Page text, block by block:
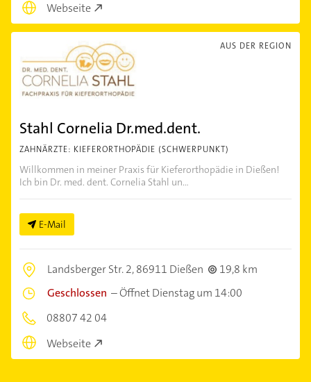
Webseite
AUS DER REGION
Stahl Cornelia Dr.med.dent.
ZAHNÄRZTE: KIEFERORTHOPÄDIE (SCHWERPUNKT)
Willkommen in meiner Praxis für Kieferorthopädie in Dießen!
Ich bin Dr. med. dent. Cornelia Stahl un...
E-Mail
Landsberger Str. 2,86911 Dießen
19,8 km
Geschlossen –Öffnet Dienstag um 14:00
08807 42 04
Webseite